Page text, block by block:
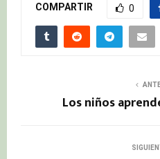
COMPARTIR 0
Los niños